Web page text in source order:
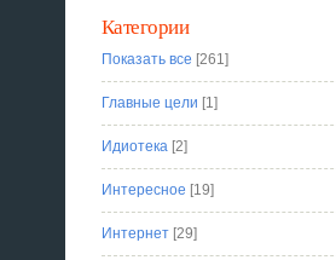
Категории
Показать все [261]
Главные цели [1]
Идиотека[2]
Интересное [19]
Интернет[29]